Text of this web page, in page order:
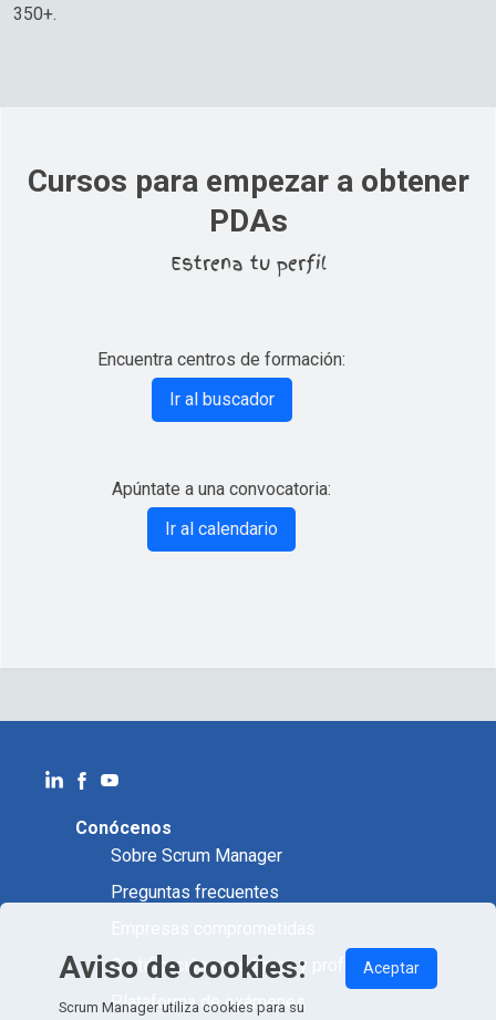
350+.
Cursos para empezar a obtener
PDAs
Estrena tu perfil
Encuentra centros de formación:
Ir al buscador
Apúntate a una convocatoria:
Ir al calendario
Conócenos
Sobre Scrum Manager
Preguntas frecuentes
Certificación académica y profesional
Plataforma de exámenes
Aviso de cookies:
Scrum Manager utiliza cookies para su
Aceptar